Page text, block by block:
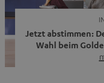
Jetzt abstimmen:
Wahl beim